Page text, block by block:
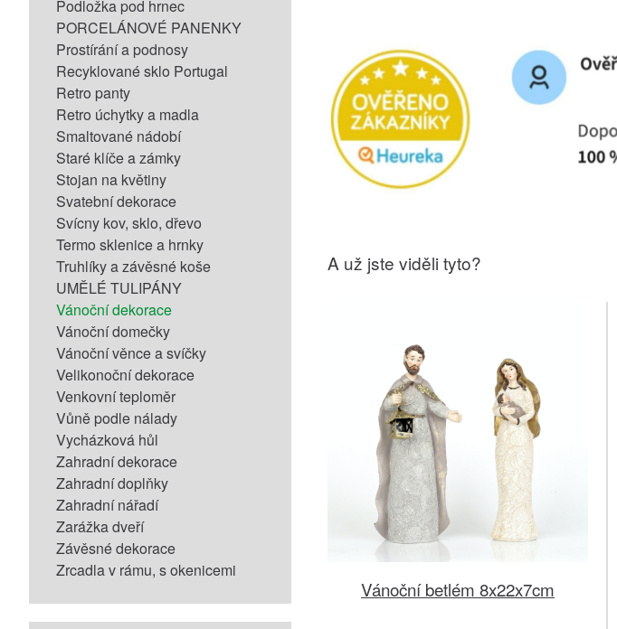
Podložka pod hrnec
PORCELÁNOVÉ PANENKY
Prostírání a podnosy
Recyklované sklo Portugal
Retro panty
Retro úchytky a madla
Smaltované nádobí
Staré klíče a zámky
Stojan na květiny
Svatební dekorace
Svícny kov, sklo, dřevo
Termo sklenice a hrnky
Truhlíky a závěsné koše
UMĚLÉ TULIPÁNY
Vánoční dekorace
Vánoční domečky
Vánoční věnce a svíčky
Velikonoční dekorace
Venkovní teploměr
Vůně podle nálady
Vycházková hůl
Zahradní dekorace
Zahradní doplňky
Zahradní nářadí
Zarážka dveří
Závěsné dekorace
Zrcadla v rámu, s okenicemi
A už jste viděli tyto?
Vánoční betlém 8x22x7cm